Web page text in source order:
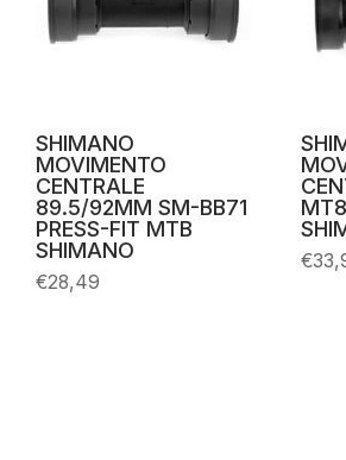
SHIMANO
MOVIMENTO
CENTRALE
89.5/92MM SM-BB71
PRESS-FIT MTB
SHIMANO
€28,49
€